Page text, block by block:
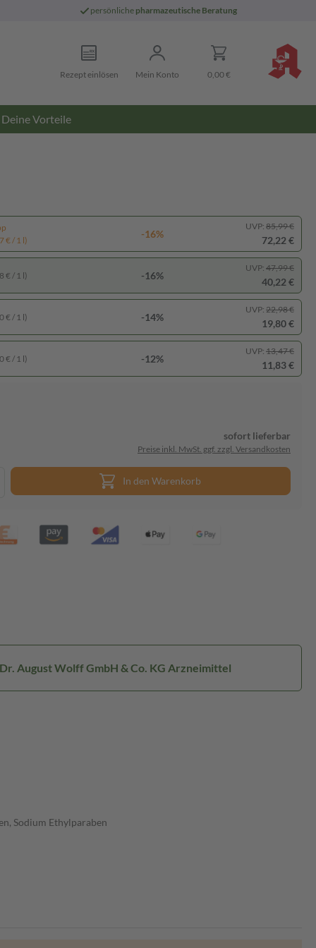
persönliche pharmazeutische Beratung
Rezept einlösen Mein Konto 0,00 €
Deine Vorteile
€ / 1 l)
-16%
UVP: 85,99 €
72,22 €
€ / 1 l) -16%
UVP: 47,99 €
40,22 €
€ / 1 l) -14%
UVP: 22,98 €
19,80 €
€ / 1 l) -12%
UVP: 13,47 €
11,83 €
sofort lieferbar
Preise inkl. MwSt. ggf. zzgl. Versandkosten
In den Warenkorb
August Wolff GmbH & Co. KG Arzneimittel
Sodium Ethylparaben